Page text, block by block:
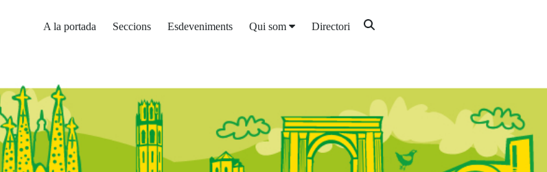
A la portada Seccions Esdeveniments Qui som Directori